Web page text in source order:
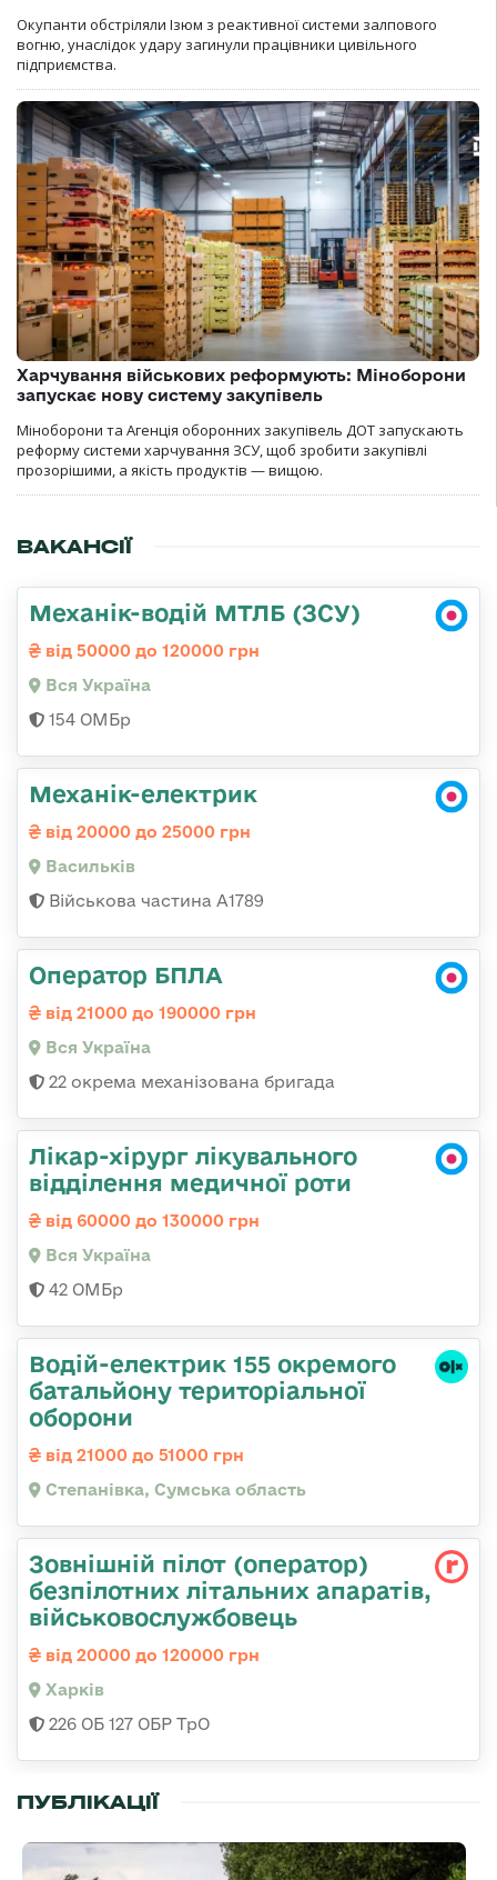
Окупанти обстріляли Ізюм з реактивної системи залпового
вогню, унаслідок удару загинули працівники цивільного
підприємства.
Харчування військових реформують: Міноборони
запускає нову систему закупівель
Міноборони та Агенція оборонних закупівель ДОТ запускають
реформу системи харчування ЗСУ, щоб зробити закупівлі
прозорішими, а якість продуктів — вищою.
ВАКАНСІЇ
Механік-водій МТЛБ (ЗСУ)
від 50000 до 120000 грн
Вся Україна
154 ОМБр
Механік-електрик
від 20000 до 25000 грн
Васильків
Військова частина А1789
Оператор БПЛА
від 21000 до 190000 грн
Вся Україна
22 окрема механізована бригада
Лікар-хірург лікувального
відділення медичної роти
від 60000 до 130000 грн
Вся Україна
42 ОМБр
Водій-електрик 155 окремого
батальйону територіальної
оборони
від 21000 до 51000 грн
Степанівка, Сумська область
Зовнішній пілот (оператор)
безпілотних літальних апаратів,
військовослужбовець
від 20000 до 120000 грн
Харків
226 ОБ 127 ОБР ТрО
ПУБЛІКАЦІЇ